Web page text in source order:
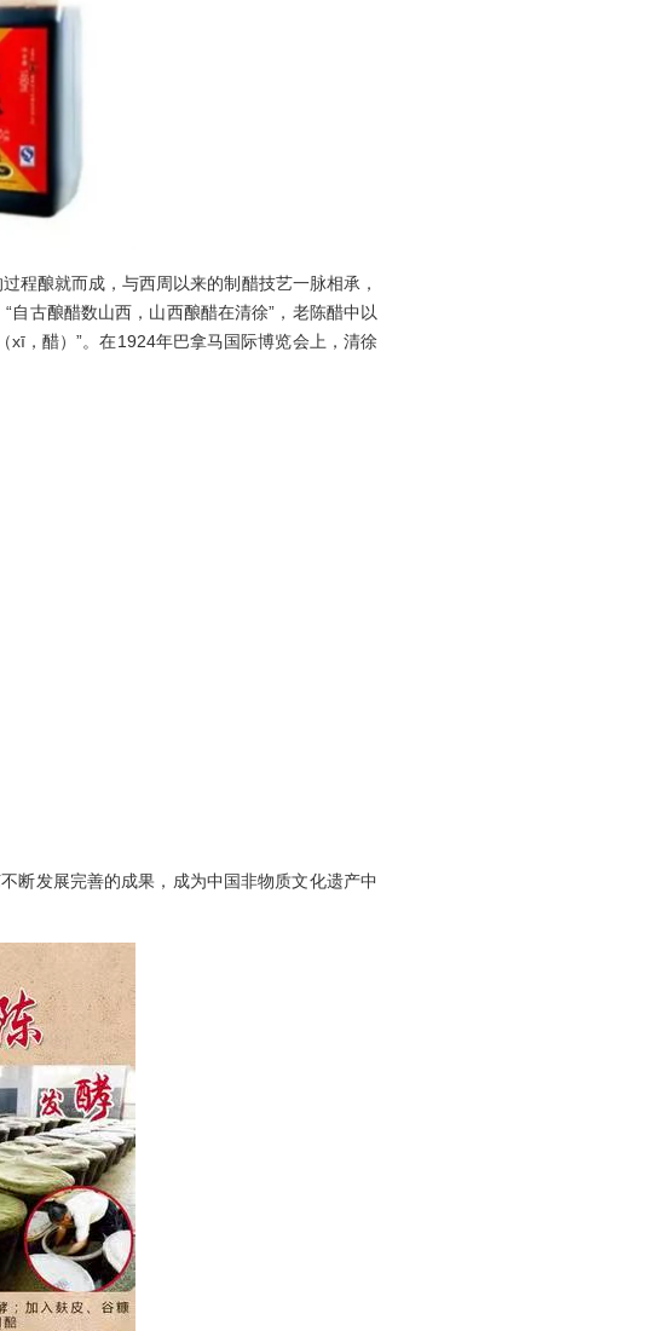
酿就而成，与西周以来的制醋技艺一脉相承，
古酿醋数山西，山西酿醋在清徐”，老陈醋中以
xī，醋）”。在1924年巴拿马国际博览会上，清徐
发展完善的成果，成为中国非物质文化遗产中